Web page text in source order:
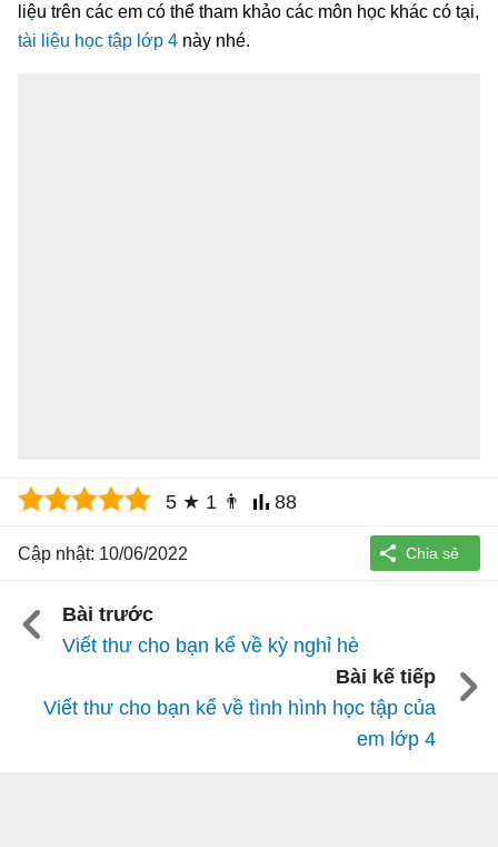
liệu trên các em có thể tham khảo các môn học khác có tại,
tài liệu học tập lớp 4 này nhé.
5 ★ 1 👨 88
Cập nhật: 10/06/2022
Bài trước
Viết thư cho bạn kể về kỳ nghỉ hè
Bài kế tiếp
Viết thư cho bạn kể về tình hình học tập của
em lớp 4